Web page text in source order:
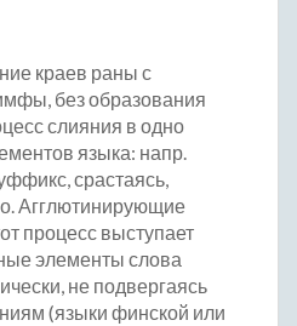
краев раны с
без образования
слияния в одно
языка: напр.
срастаясь,
Агглютинирующие
процесс выступает
элементы слова
не подвергаясь
(языки финской или